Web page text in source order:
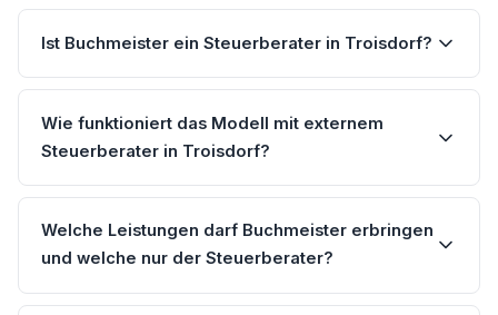
Ist Buchmeister ein Steuerberater in Troisdorf?
Wie funktioniert das Modell mit externem
Steuerberater in Troisdorf?
Welche Leistungen darf Buchmeister erbringen
und welche nur der Steuerberater?